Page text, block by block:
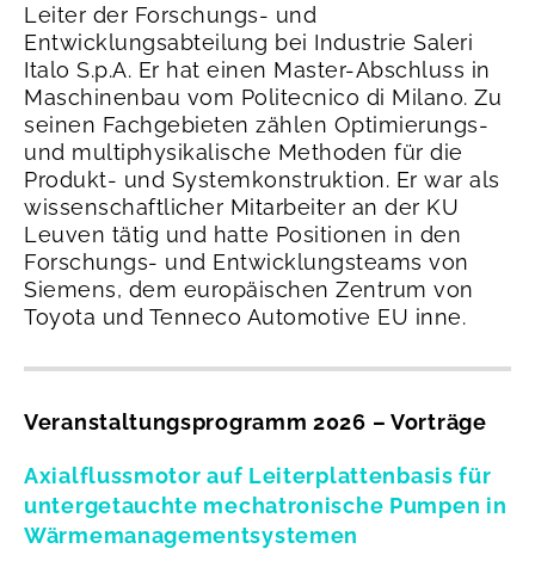
Leiter der Forschungs- und
Entwicklungsabteilung bei Industrie Saleri
Italo S.p.A. Er hat einen Master-Abschluss in
Maschinenbau vom Politecnico di Milano. Zu
seinen Fachgebieten zählen Optimierungs-
und multiphysikalische Methoden für die
Produkt- und Systemkonstruktion. Er war als
wissenschaftlicher Mitarbeiter an der KU
Leuven tätig und hatte Positionen in den
Forschungs- und Entwicklungsteams von
Siemens, dem europäischen Zentrum von
Toyota und Tenneco Automotive EU inne.
Veranstaltungsprogramm 2026 – Vorträge
Axialflussmotor auf Leiterplattenbasis für
untergetauchte mechatronische Pumpen in
Wärmemanagementsystemen